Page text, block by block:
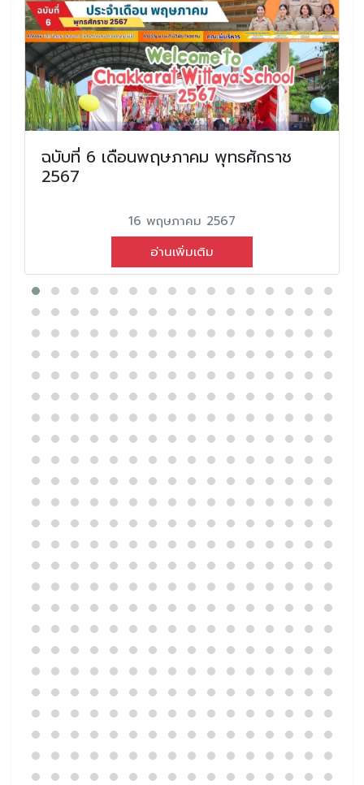
ฉบับที่ 6 เดือนพฤษภาคม พุทธศักราช
2567
16 พฤษภาคม 2567
อ่านเพิ่มเติม